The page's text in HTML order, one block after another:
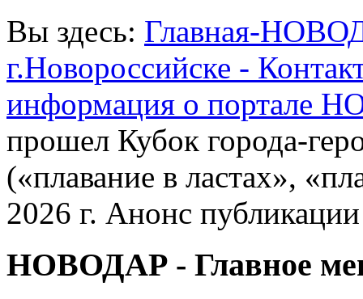
Вы здесь: Главная-
г.Новороссийске -
информация о портале
прошел Кубок города-
(«плавание в ластах»,
2026 г. Анонс публикации
НОВОДАР - Главное